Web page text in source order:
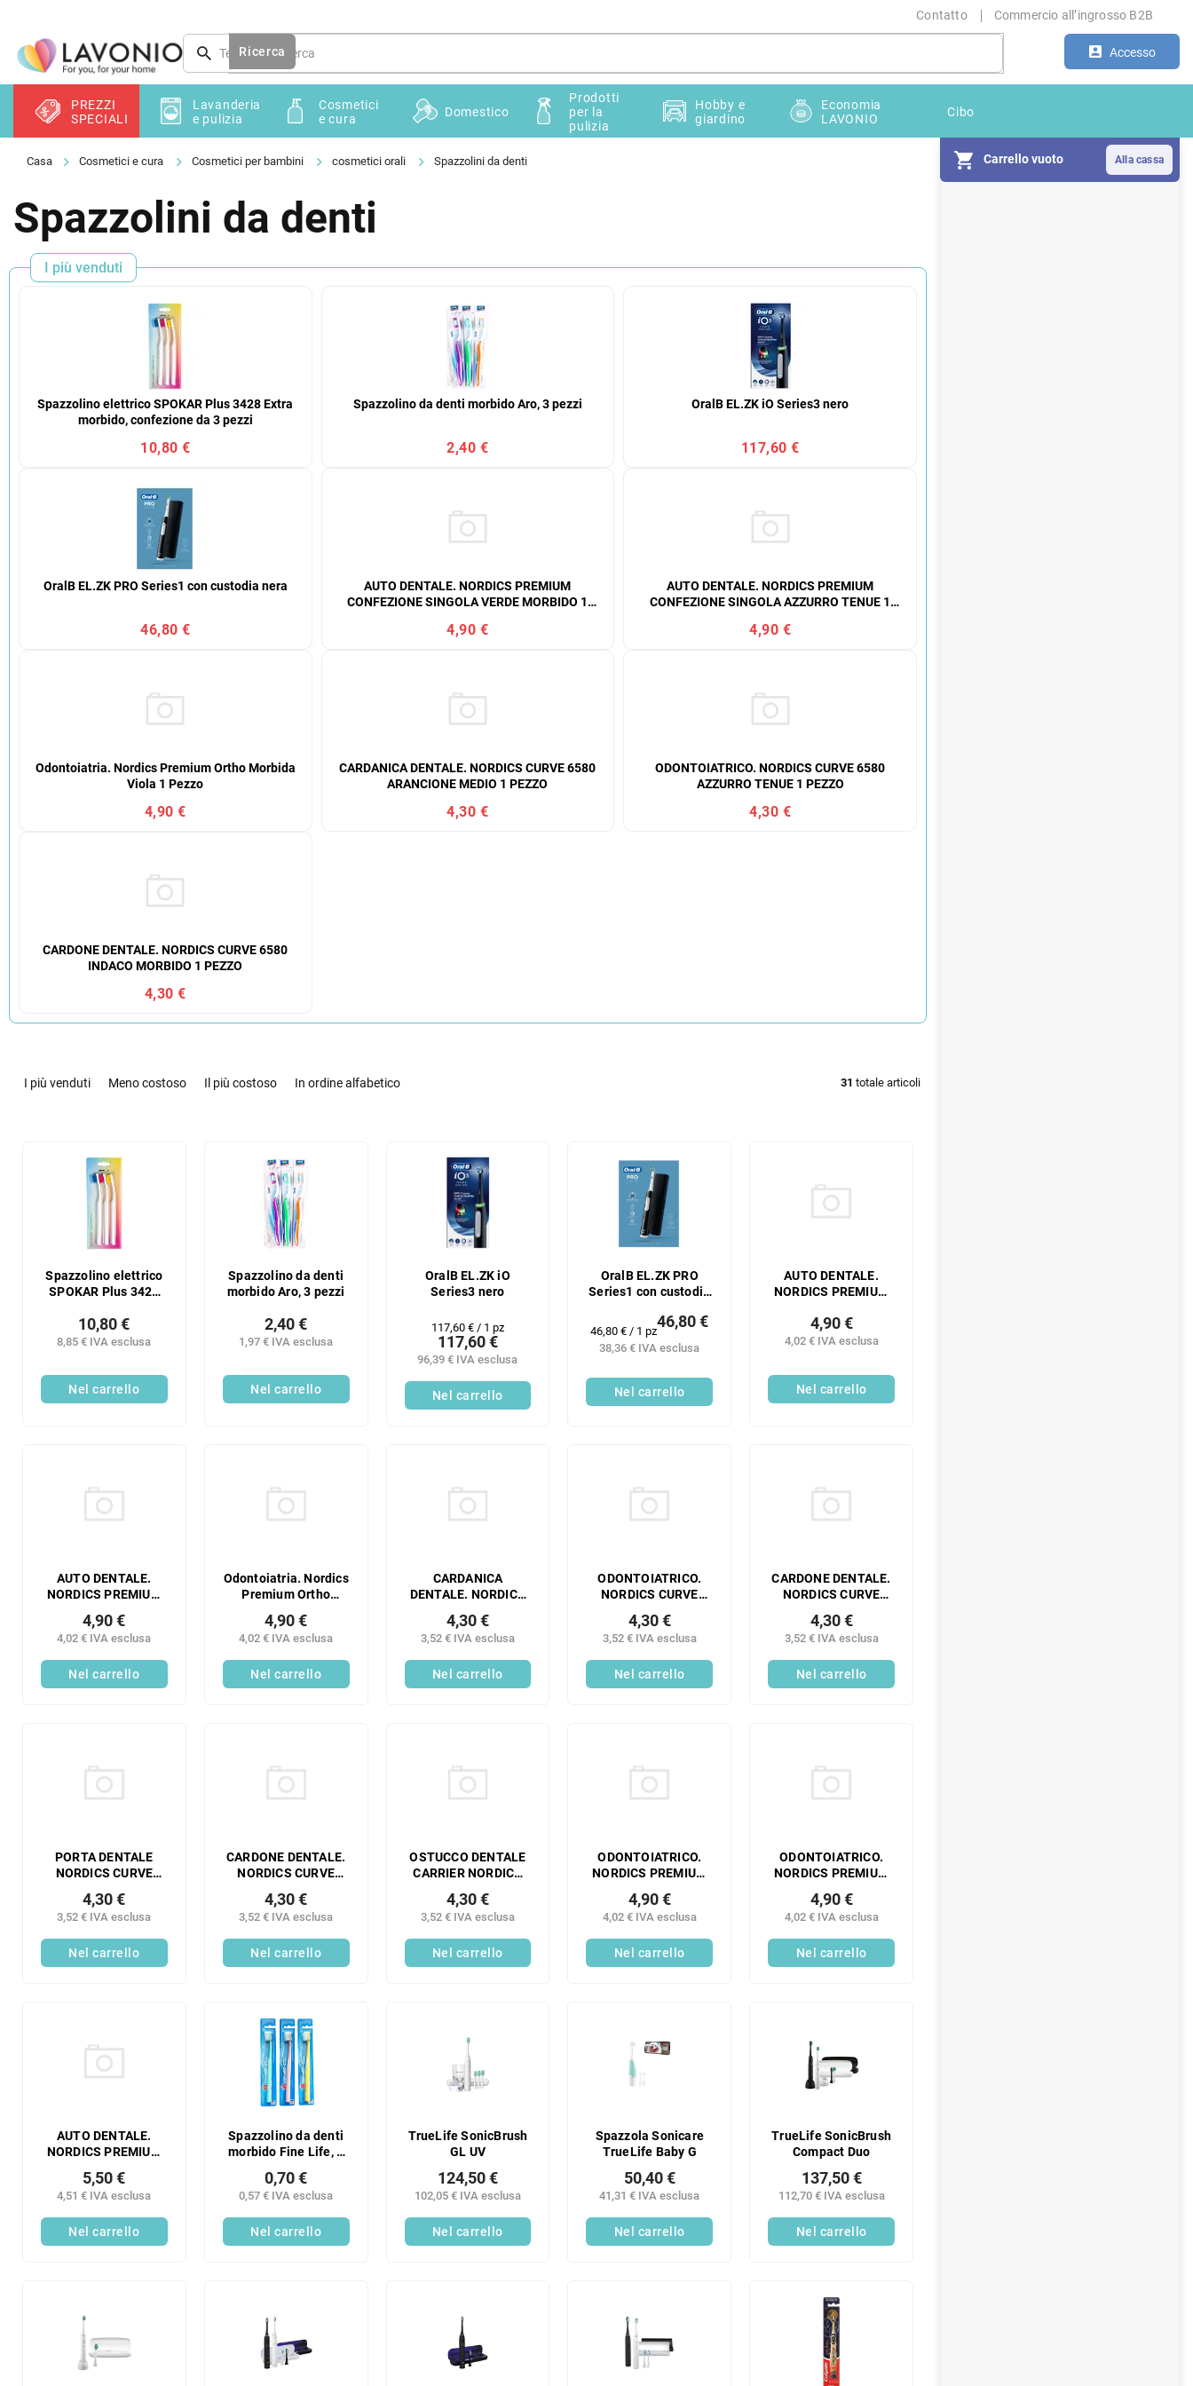
contenuto
Contatto Commercio all’ingrosso B2B
Accesso
Ricerca
Carrello vuoto
PREZZI
SPECIALI
Lavanderia
e pulizia
Cosmetici
e cura
Domestico
Prodotti
per la
pulizia
Hobby e
giardino
Economia
LAVONIO
Cibo
Cosmetici e cura Cosmetici per bambini cosmetici orali Spazzolini da denti
Spazzolini da denti
I più venduti
Spazzolino elettrico SPOKAR Plus 3428 Extra
morbido, confezione da 3 pezzi
10,80 €
Spazzolino da denti morbido Aro, 3 pezzi
2,40 €
OralB EL.ZK iO Series3 nero
117,60 €
OralB EL.ZK PRO Series1 con custodia nera
46,80 €
AUTO DENTALE. NORDICS PREMIUM
CONFEZIONE SINGOLA VERDE MORBIDO 1
4,90 €
AUTO DENTALE. NORDICS PREMIUM
CONFEZIONE SINGOLA AZZURRO TENUE 1
4,90 €
Odontoiatria. Nordics Premium Ortho Morbida
Viola 1 Pezzo
4,90 €
CARDANICA DENTALE. NORDICS CURVE 6580
ARANCIONE MEDIO 1 PEZZO
4,30 €
ODONTOIATRICO. NORDICS CURVE 6580
AZZURRO TENUE 1 PEZZO
4,30 €
CARDONE DENTALE. NORDICS CURVE 6580
INDACO MORBIDO 1 PEZZO
4,30 €
I più venduti Meno costoso Il più costoso In ordine alfabetico 31 totale articoli
Spazzolino elettrico
SPOKAR Plus 3428
confezione da 3 pezzi
8,85 € IVA esclusa
10,80 €
Nel carrello
Spazzolino da denti
morbido Aro, 3 pezzi
1,97 € IVA esclusa
2,40 €
Nel carrello
OralB EL.ZK iO
Series3 nero
96,39 € IVA esclusa
117,60 €
Prezzo
della
misura:
117,60 € / 1 pz
Nel carrello
OralB EL.ZK PRO
Series1 con custodia
38,36 € IVA esclusa
46,80 €
Prezzo
della
46,80 € / 1 pz
Nel carrello
AUTO DENTALE.
NORDICS PREMIUM
SINGOLA VERDE
MORBIDO 1 PEZZO
4,02 € IVA esclusa
4,90 €
Nel carrello
AUTO DENTALE.
NORDICS PREMIUM
SINGOLA AZZURRO
TENUE 1 PEZZO
4,02 € IVA esclusa
4,90 €
Nel carrello
Odontoiatria. Nordics
Premium Ortho
Pezzo
4,02 € IVA esclusa
4,90 €
Nel carrello
CARDANICA
DENTALE. NORDICS
ARANCIONE MEDIO 1
PEZZO
3,52 € IVA esclusa
4,30 €
Nel carrello
ODONTOIATRICO.
NORDICS CURVE
TENUE 1 PEZZO
3,52 € IVA esclusa
4,30 €
Nel carrello
CARDONE DENTALE.
NORDICS CURVE
MORBIDO 1 PEZZO
3,52 € IVA esclusa
4,30 €
Nel carrello
PORTA DENTALE
NORDICS CURVE
MORBIDO 1 PEZZO
3,52 € IVA esclusa
4,30 €
Nel carrello
CARDONE DENTALE.
NORDICS CURVE
MORBIDO 1 PEZZO
3,52 € IVA esclusa
4,30 €
Nel carrello
OSTUCCO DENTALE
CARRIER NORDICS
MORBIDO ROSSO 1
PEZZO
3,52 € IVA esclusa
4,30 €
Nel carrello
ODONTOIATRICO.
NORDICS PREMIUM
PEZZO
4,02 € IVA esclusa
4,90 €
Nel carrello
ODONTOIATRICO.
NORDICS PREMIUM
MORBIDO 1 PEZZO
4,02 € IVA esclusa
4,90 €
Nel carrello
AUTO DENTALE.
NORDICS PREMIUM
MORBIDA BIANCA 1
PEZZO
4,51 € IVA esclusa
5,50 €
Nel carrello
Spazzolino da denti
morbido Fine Life, 1
pezzo.
0,57 € IVA esclusa
0,70 €
Nel carrello
TrueLife SonicBrush
GL UV
102,05 € IVA esclusa
124,50 €
Nel carrello
Spazzola Sonicare
TrueLife Baby G
41,31 € IVA esclusa
50,40 €
Nel carrello
TrueLife SonicBrush
Compact Duo
112,70 € IVA esclusa
137,50 €
Nel carrello